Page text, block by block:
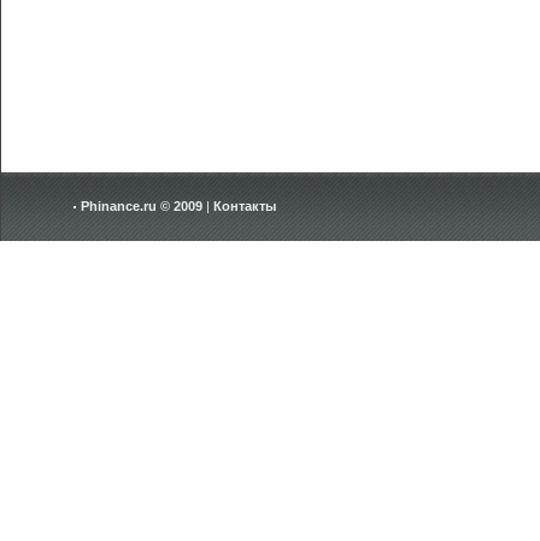
Phinance.ru © 2009 | Контакты